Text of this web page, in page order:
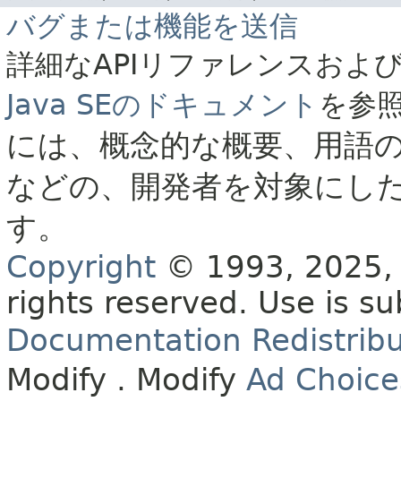
バグまたは機能を送信
詳細なAPIリファレンスおよ
Java SEのドキュメント を参
には、概念的な概要、用語
などの、開発者を対象にし
す。
Copyright © 1993,
rights reserved. Use is
Documentation
Modify . Modify Ad